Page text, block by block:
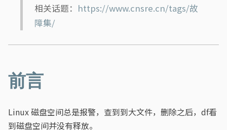
相关话题： https://www.cnsre.cn/tags/故
障集/
前言
Linux 磁盘空间总是报警，查到到大文件，删除之后，df看
到磁盘空间并没有释放。